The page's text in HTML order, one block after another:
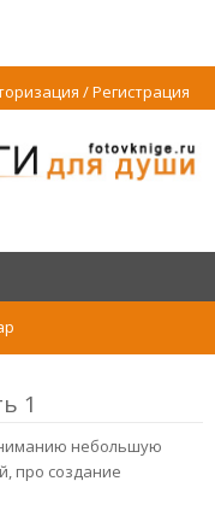
/ Регистрация
1
небольшую
про создание